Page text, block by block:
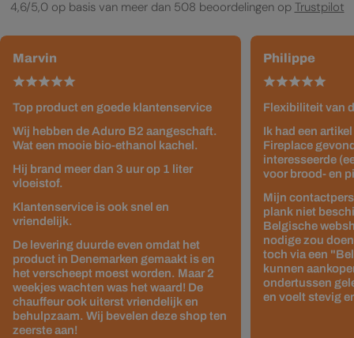
4,6/5,0 op basis van meer dan 508 beoordelingen op Trustpilot
Marvin
Top product en goede klantenservice
Wij hebben de Aduro B2 aangeschaft.
Wat een mooie bio-ethanol kachel.
Hij brand meer dan 3 uur op 1 liter
vloeistof.
Klantenservice is ook snel en
vriendelijk.
De levering duurde even omdat het
product in Denemarken gemaakt is en
het verscheept moest worden. Maar 2
weekjes wachten was het waard! De
chauffeur ook uiterst vriendelijk en
behulpzaam. Wij bevelen deze shop ten
zeerste aan!
Philippe
Flexibiliteit van
Ik had een
Fireplace
interesseerde
voor brood- en
Mijn
plank niet
Belgische
nodige zou
toch via een
kunnen
ondertussen
en voelt stevig